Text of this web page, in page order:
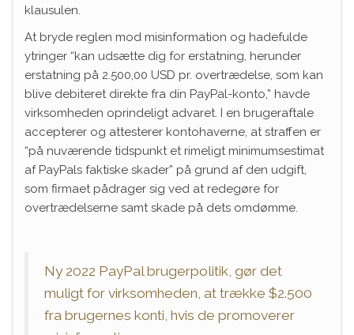
klausulen.
At bryde reglen mod misinformation og hadefulde
ytringer “kan udsætte dig for erstatning, herunder
erstatning på 2.500,00 USD pr. overtrædelse, som kan
blive debiteret direkte fra din PayPal-konto,” havde
virksomheden oprindeligt advaret. I en brugeraftale
accepterer og attesterer kontohaverne, at straffen er
“på nuværende tidspunkt et rimeligt minimumsestimat
af PayPals faktiske skader” på grund af den udgift,
som firmaet pådrager sig ved at redegøre for
overtrædelserne samt skade på dets omdømme.
Ny 2022 PayPal brugerpolitik, gør det
muligt for virksomheden, at trække $2.500
fra brugernes konti, hvis de promoverer